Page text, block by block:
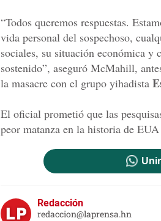
“Todos queremos respuestas.
vida personal del sospechoso,
sociales, su situación económica
sostenido”, aseguró McMahill,
la masacre con el grupo yihadista
El oficial prometió que las
peor matanza en la historia de
Redacción
redaccion@laprensa.hn